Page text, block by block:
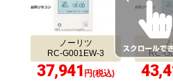
ノーリツ
RC-G001EW-3
37,941 円(税込)
RC-